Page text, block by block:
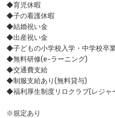
◆育児休暇
◆子の看護休暇
◆結婚祝い金
◆出産祝い金
◆子どもの小学校入学・中学校卒
◆無料研修(e-ラーニング)
◆交通費支給
◆制服支給あり(無料貸与)
◆福利厚生制度リロクラブ(レジャ
※規定あり